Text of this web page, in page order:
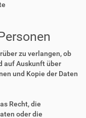
zu verlangen, ob
auf Auskunft über
und Kopie der Daten
Recht, die
oder die